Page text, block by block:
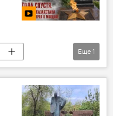
Еще 1